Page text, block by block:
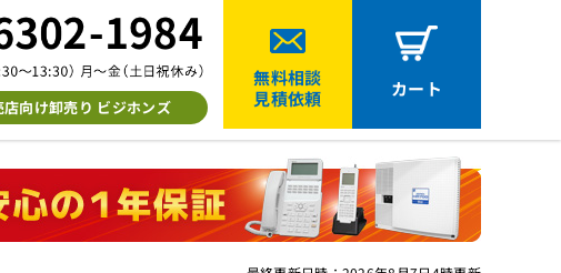
向け卸売り ビジホンズ
無料相談
見積依頼
カート